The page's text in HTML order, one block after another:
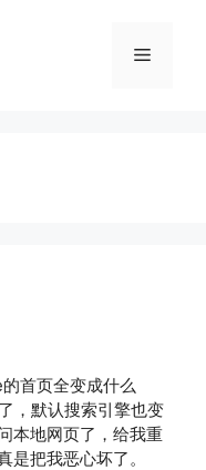
菜
首页全变成什么
，默认搜索引擎也变
本地网页了，给我重
把我恶心坏了。